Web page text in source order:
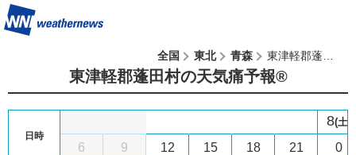
全国 東北 青森 東津軽郡蓬田村
東津軽郡蓬田村の天気痛予報®︎
日時
6 9 12 15 18 21
8(土)
0